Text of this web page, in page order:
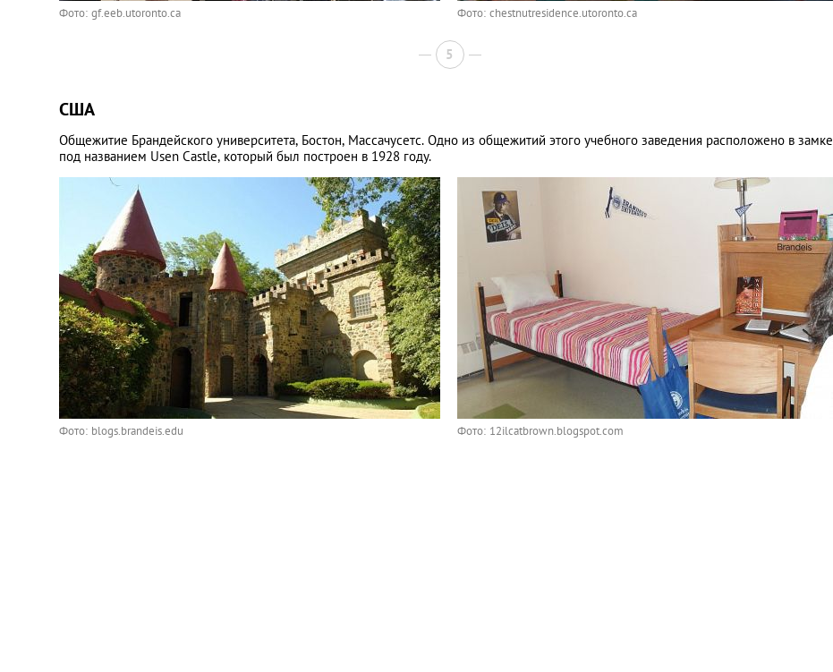
Фото: gf.eeb.utoronto.ca Фото: chestnutresidence.utoronto.ca
5
США
Общежитие Брандейского университета, Бостон, Массачусетс. Одно из общежитий этого учебного заведения расположено в замке
под названием Usen Castle, который был построен в 1928 году.
Фото: blogs.brandeis.edu Фото: 12ilcatbrown.blogspot.com